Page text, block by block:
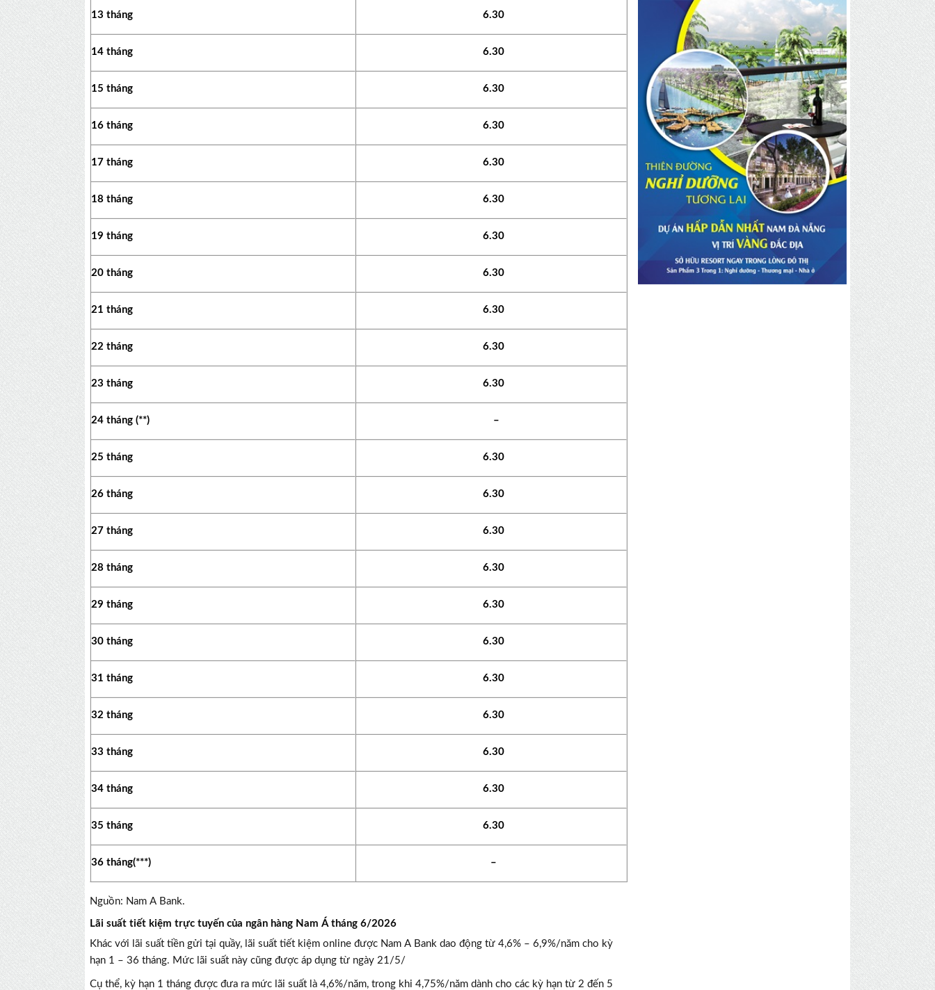
13 tháng 6.30
14 tháng 6.30
15 tháng 6.30
16 tháng 6.30
17 tháng 6.30
18 tháng 6.30
19 tháng 6.30
20 tháng 6.30
21 tháng 6.30
22 tháng 6.30
23 tháng 6.30
24 tháng (**) –
25 tháng 6.30
26 tháng 6.30
27 tháng 6.30
28 tháng 6.30
29 tháng 6.30
30 tháng 6.30
31 tháng 6.30
32 tháng 6.30
33 tháng 6.30
34 tháng 6.30
35 tháng 6.30
36 tháng(***) –
Nguồn: Nam A Bank.
Lãi suất tiết kiệm trực tuyến của ngân hàng Nam Á tháng 6/2026
Khác với lãi suất tiền gửi tại quầy, lãi suất tiết kiệm online được Nam A Bank dao động từ 4,6% – 6,9%/năm cho kỳ
hạn 1 – 36 tháng. Mức lãi suất này cũng được áp dụng từ ngày 21/5/
Cụ thể, kỳ hạn 1 tháng được đưa ra mức lãi suất là 4,6%/năm, trong khi 4,75%/năm dành cho các kỳ hạn từ 2 đến 5